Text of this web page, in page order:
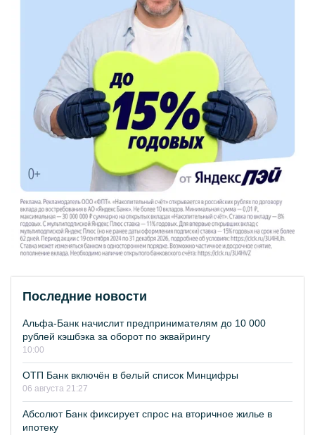
Последние новости
Альфа-Банк начислит предпринимателям до 10 000
рублей кэшбэка за оборот по эквайрингу
10:00
ОТП Банк включён в белый список Минцифры
06 августа 21:27
Абсолют Банк фиксирует спрос на вторичное жилье в
ипотеку